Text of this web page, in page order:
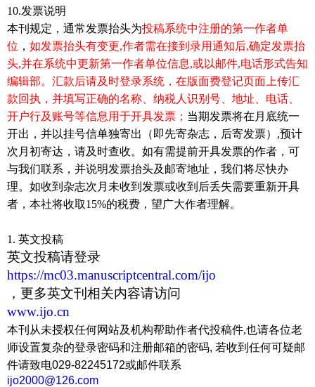
10.发票说明
本刊规定，通常发票抬头为投稿系统中注册的第一作者单
位 ， 如发票抬头有变更,作者需在接到录用通知后,确定发票抬
头,并在系统中更新第一作者单位信息,或以邮件,电话形式告知
编辑部。汇款后请及时登录系统，在版面费登记页面上传汇
款回执，并填写正确的名称、纳税人识别号、地址、电话、
开户行及账号等信息用于开具发票； 当期发票将在月底统一
开出，并以挂号信单独寄出（即先寄杂志，后寄发票）,预计
次月初寄达，请及时查收。如有需提前开具发票的作者，可
与我们联系，并说明发票抬头及邮寄地址，我们将尽快办
理。如收到杂志次月未收到发票或收到后丢失需要重新开具
者，本社将收取15%的税费，望广大作者理解。
1. 英文投稿
英文投稿请登录
https://mc03.manuscriptcentral.com/ijo
，更多英文刊相关内容请访问
www.ijo.cn
本刊从未授权任何网站及机构帮助作者代投稿件,也请各位老
师设置复杂的登录密码和注册邮箱的密码, 若收到任何可疑邮
件请致电029-82245172或邮件联系
ijo2000@126.com